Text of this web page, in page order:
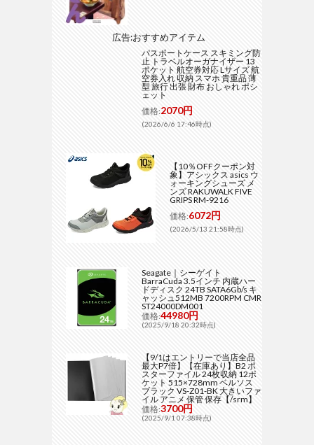
広告:おすすめアイテム
パスポートケース スキミング防
止 トラベルオーガナイザー 13
ポケット 航空券対応 Lサイズ 航
空券入れ 収納 スマホ 貴重品 薄
型 旅行 出張 財布 おしゃれ ポシ
ェット
価格:2070円
(2026/6/6 17:46時点)
【10％OFFクーポン対
象】アシックス asics ウ
ォーキングシューズ メ
ンズ RAKUWALK FIVE
GRIPS RM-9216
価格:6072円
(2026/5/13 21:58時点)
Seagate｜シーゲイト
BarraCuda 3.5インチ 内蔵ハー
ドディスク 24TB SATA6Gb/s キ
ャッシュ512MB 7200RPM CMR
ST24000DM001
価格:44980円
(2025/9/18 20:32時点)
【9/1はエントリーで当店全品
最大P7倍】【在庫あり】B2 ポ
スターファイル 24枚収納 12ポ
ケット 515×728mm ベルソス
ブラック VS-Z01-BK 大きいファ
イル アニメ 保管 保存【/srm】
価格:3700円
(2025/9/1 07:38時点)